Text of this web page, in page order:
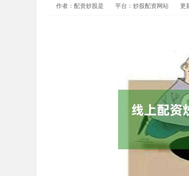
作者：配资炒股是 平台：炒股配资网站 更